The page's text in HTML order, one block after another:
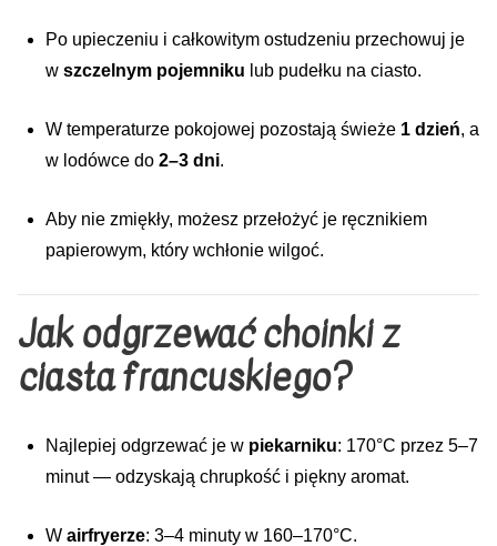
Po upieczeniu i całkowitym ostudzeniu przechowuj je
w szczelnym pojemniku lub pudełku na ciasto.
W temperaturze pokojowej pozostają świeże 1 dzień, a
w lodówce do 2–3 dni.
Aby nie zmiękły, możesz przełożyć je ręcznikiem
papierowym, który wchłonie wilgoć.
Jak odgrzewać choinki z
ciasta francuskiego?
Najlepiej odgrzewać je w piekarniku: 170°C przez 5–7
minut — odzyskają chrupkość i piękny aromat.
W airfryerze: 3–4 minuty w 160–170°C.